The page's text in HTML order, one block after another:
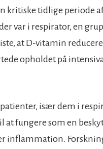
kritiske tidlige periode
var i respirator, en
at D-vitamin
opholdet på
især dem i
at fungere som en
inflammation.